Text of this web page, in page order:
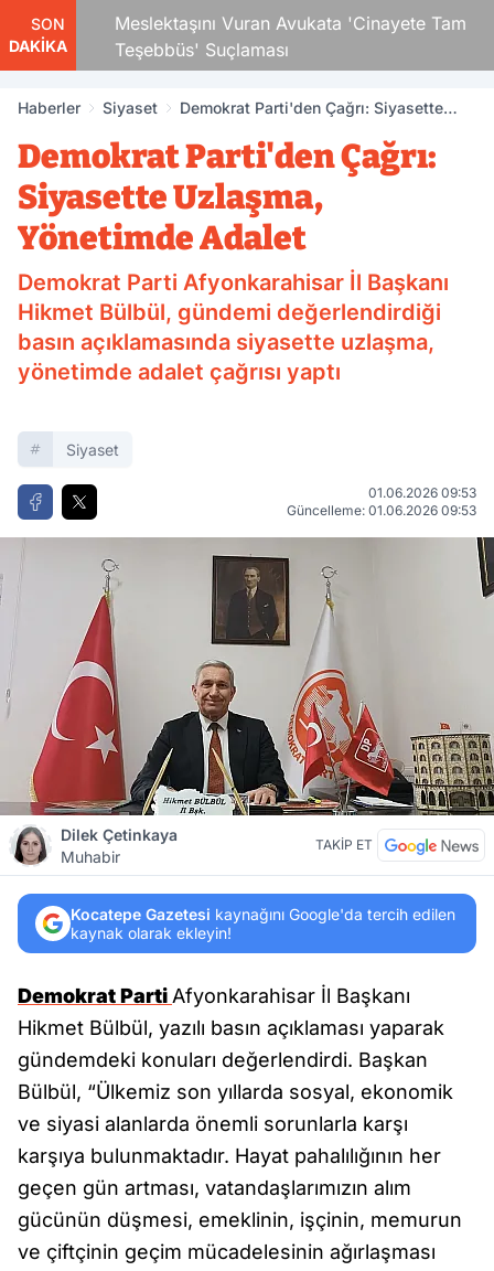
SON
DAKİKA
Meslektaşını Vuran Avukata 'Cinayete Tam
Teşebbüs' Suçlaması
Haberler Siyaset
Demokrat Parti'den Çağrı: Siyasette
Demokrat Parti'den Çağrı:
Siyasette Uzlaşma,
Yönetimde Adalet
Demokrat Parti Afyonkarahisar İl Başkanı
Hikmet Bülbül, gündemi değerlendirdiği
basın açıklamasında siyasette uzlaşma,
yönetimde adalet çağrısı yaptı
Siyaset
01.06.2026 09:53
Güncelleme: 01.06.2026 09:53
Dilek Çetinkaya
Muhabir
TAKİP ET
Kocatepe Gazetesi kaynağını Google'da tercih edilen
kaynak olarak ekleyin!
Demokrat Parti Afyonkarahisar İl Başkanı
Hikmet Bülbül, yazılı basın açıklaması yaparak
gündemdeki konuları değerlendirdi. Başkan
Bülbül, “Ülkemiz son yıllarda sosyal, ekonomik
ve siyasi alanlarda önemli sorunlarla karşı
karşıya bulunmaktadır. Hayat pahalılığının her
geçen gün artması, vatandaşlarımızın alım
gücünün düşmesi, emeklinin, işçinin, memurun
ve çiftçinin geçim mücadelesinin ağırlaşması